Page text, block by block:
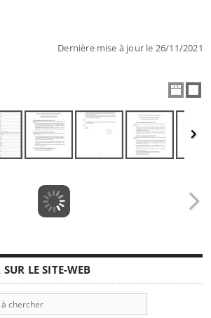
Dernière mise à jour le 26/11/2021
SUR LE SITE-WEB